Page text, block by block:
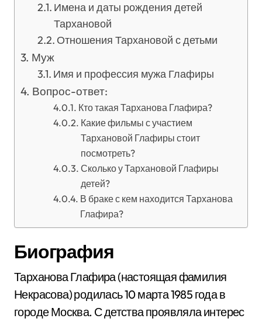
Имена и даты рождения детей
Тархановой
Отношения Тархановой с детьми
Муж
Имя и профессия мужа Глафиры
Вопрос-ответ:
Кто такая Тарханова Глафира?
Какие фильмы с участием
Тархановой Глафиры стоит
посмотреть?
Сколько у Тархановой Глафиры
детей?
В браке с кем находится Тарханова
Глафира?
Биография
Тарханова Глафира (настоящая фамилия
Некрасова) родилась 10 марта 1985 года в
городе Москва. С детства проявляла интерес